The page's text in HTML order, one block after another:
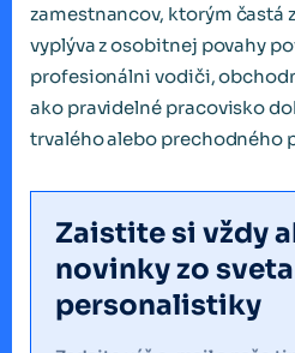
zamestnancov, ktorým častá
vyplýva z osobitnej povahy
profesionálni vodiči,
ako pravidelné pracovisko
trvalého alebo prechodného
Zaistite si vždy
novinky zo
personalistiky